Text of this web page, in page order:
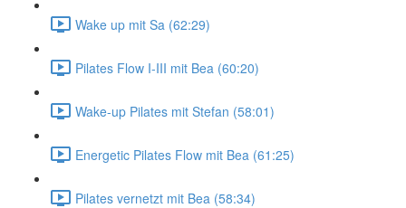
Wake up mit Sa (62:29)
Pilates Flow I-III mit Bea (60:20)
Wake-up Pilates mit Stefan (58:01)
Energetic Pilates Flow mit Bea (61:25)
Pilates vernetzt mit Bea (58:34)